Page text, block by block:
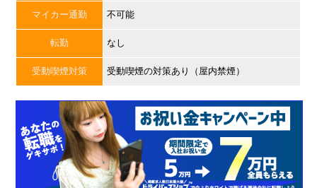
マイカー通勤 不可能
転勤 なし
受動喫煙対策 受動喫煙の対策あり（屋内禁煙）